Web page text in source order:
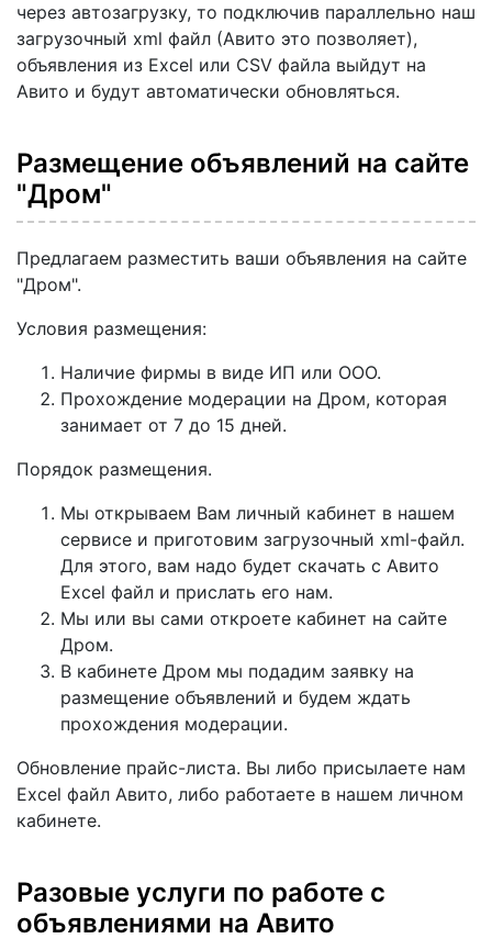
через автозагрузку, то подключив параллельно наш
загрузочный xml файл (Авито это позволяет),
объявления из Excel или CSV файла выйдут на
Авито и будут автоматически обновляться.
Размещение объявлений на сайте
"Дром"
Предлагаем разместить ваши объявления на сайте
"Дром".
Условия размещения:
Наличие фирмы в виде ИП или ООО.
Прохождение модерации на Дром, которая
занимает от 7 до 15 дней.
Порядок размещения.
Мы открываем Вам личный кабинет в нашем
сервисе и приготовим загрузочный xml-файл.
Для этого, вам надо будет скачать с Авито
Excel файл и прислать его нам.
Мы или вы сами откроете кабинет на сайте
Дром.
В кабинете Дром мы подадим заявку на
размещение объявлений и будем ждать
прохождения модерации.
Обновление прайс-листа. Вы либо присылаете нам
Excel файл Авито, либо работаете в нашем личном
кабинете.
Разовые услуги по работе с
объявлениями на Авито